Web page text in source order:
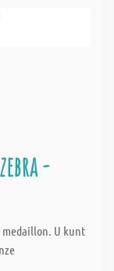
-
medaillon. U kunt